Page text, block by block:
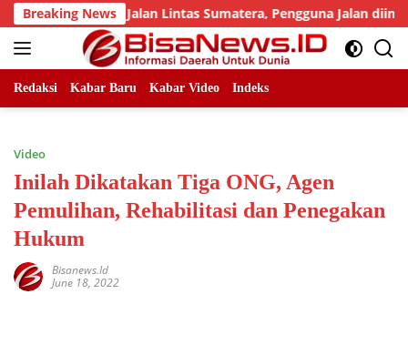
Skip
to
content
Breaking News
Titik Jalan Lintas Sumatera, Pengguna Jalan diimbau
Redaksi Kabar Baru Kabar Video Indeks
Video
Inilah Dikatakan Tiga ONG, Agen
Pemulihan, Rehabilitasi dan Penegakan
Hukum
Bisanews.id
June 18, 2022